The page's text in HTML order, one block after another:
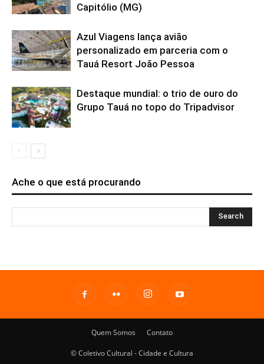
Capitólio (MG)
Azul Viagens lança avião
personalizado em parceria com o
Tauá Resort João Pessoa
Destaque mundial: o trio de ouro do
Grupo Tauá no topo do Tripadvisor
Ache o que está procurando
Quem Somos Contato
© Coletivo Cultural - Cidade e Cultura